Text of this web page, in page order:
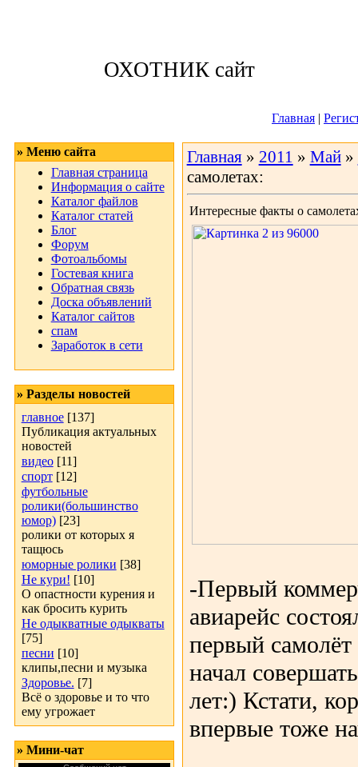
ОХОТНИК сайт
Главная |
» Меню сайта
Главная страница
Информация о сайте
Каталог файлов
Каталог статей
Блог
Форум
Фотоальбомы
Гостевая книга
Обратная связь
Доска объявлений
Каталог сайтов
спам
Заработок в сети
» Разделы новостей
главное [137]
Публикация актуальных
новостей
видео [11]
спорт [12]
футбольные
ролики(большинство
юмор) [23]
ролики от которых я
тащюсь
юморные ролики [38]
Не кури! [10]
О опастности курения и
как бросить курить
Не одыкватные одыкваты
[75]
песни [10]
клипы,песни и музыка
Здоровье. [7]
Всё о здоровье и то что
ему угрожает
» Мини-чат
Главная» 2011 » Май »
самолетах:
Интересные факты о
-Первый
авиарейс
первый
начал
лет:) Кстати,
впервые тоже